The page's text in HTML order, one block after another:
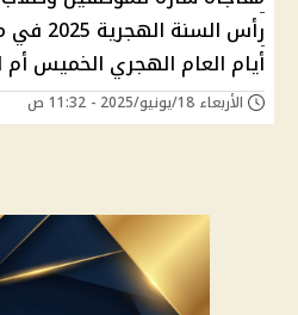
رأس
أيام العام الهجري الخميس أم
الأربعاء 18/يونيو/2025 - 11:32 ص